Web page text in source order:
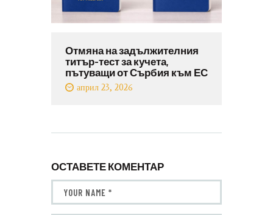
Отмяна на задължителния
титър-тест за кучета,
пътуващи от Сърбия към ЕС
април 23, 2026
ОСТАВЕТЕ КОМЕНТАР